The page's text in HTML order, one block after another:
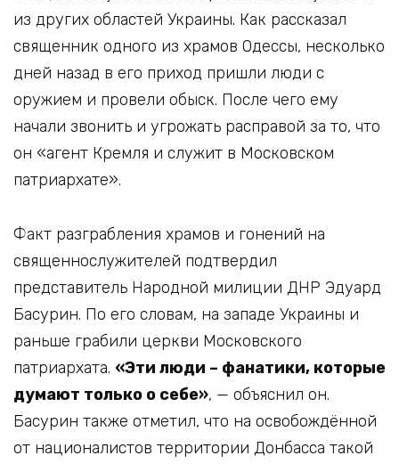
из других областей Украины. Как рассказал
священник одного из храмов Одессы, несколько
дней назад в его приход пришли люди с
оружием и провели обыск. После чего ему
начали звонить и угрожать расправой за то, что
он «агент Кремля и служит в Московском
патриархате».
Факт разграбления храмов и гонений на
священнослужителей подтвердил
представитель Народной милиции ДНР Эдуард
Басурин. По его словам, на западе Украины и
раньше грабили церкви Московского
патриархата. «Эти люди – фанатики, которые
думают только о себе», — объяснил он.
Басурин также отметил, что на освобождённой
от националистов территории Донбасса такой